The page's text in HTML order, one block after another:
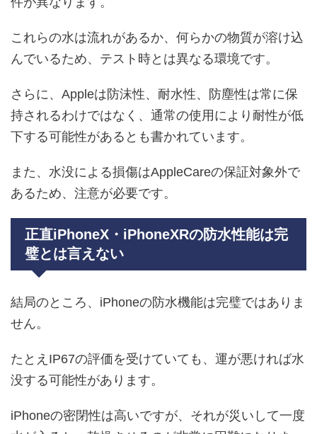
これらの水は流れがあるか、何らかの物質が溶け込
んでいるため、テスト時とは異なる環境です。
さらに、Appleは防沫性、耐水性、防塵性は常に保
持されるわけではなく、通常の使用により耐性が低
下する可能性があるとも書かれています。
また、水没による損傷はAppleCareの保証対象外で
あるため、注意が必要です。
正直iPhoneX・iPhoneXRの防水性能は完
璧とは言えない
結局のところ、iPhoneの防水機能は完璧ではありま
せん。
たとえIP67の評価を受けていても、運が悪ければ水
没する可能性があります。
iPhoneの密閉性は高いですが、それが災いして一度